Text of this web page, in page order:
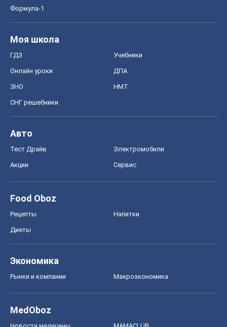
Формула-1
Моя школа
ГДЗ Учебники
Онлайн уроки ДПА
ЗНО НМТ
СНГ решебники
Авто
Тест Драйв Электромобили
Акции Сервис
Food Oboz
Рецепты Напитки
Диеты
Экономика
Рынки и компании Mакроэкономика
MedOboz